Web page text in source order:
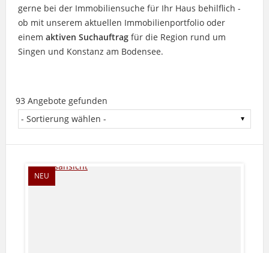
gerne bei der Immobiliensuche für Ihr Haus behilflich -
ob mit unserem aktuellen Immobilienportfolio oder
einem aktiven Suchauftragfür die Region rund um
Singen und Konstanz am Bodensee.
93 Angebote gefunden
NEU